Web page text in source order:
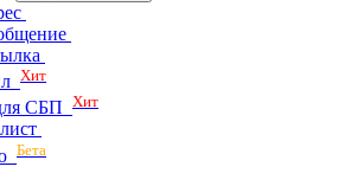
Хит
СБП Хит
Бета